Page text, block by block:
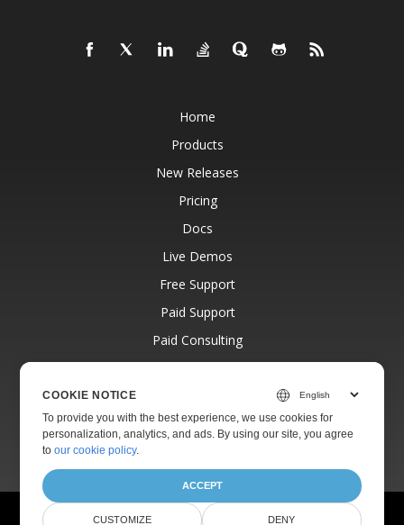
Home
Products
New Releases
Pricing
Docs
Live Demos
Free Support
Paid Support
Paid Consulting
Blog
About
© Aspose Pty Ltd 2001-2026. All Rights Reserved.
COOKIE NOTICE
To provide you with the best experience, we use cookies for
personalization, analytics, and ads. By using our site, you agree
toour cookie policy.
ACCEPT
CUSTOMIZE DENY